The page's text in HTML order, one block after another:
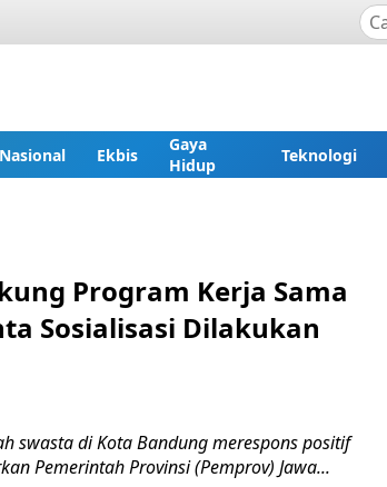
Nasional Ekbis
Gaya
Hidup
Teknologi
Program Kerja Sama
Sosialisasi Dilakukan
swasta di Kota Bandung merespons positif
Pemerintah Provinsi (Pemprov) Jawa...